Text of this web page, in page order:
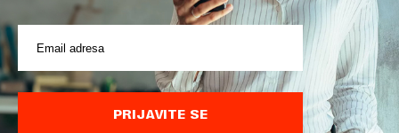
PRIJAVITE SE